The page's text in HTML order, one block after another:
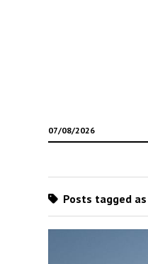
07/08/2026
Posts tagged as